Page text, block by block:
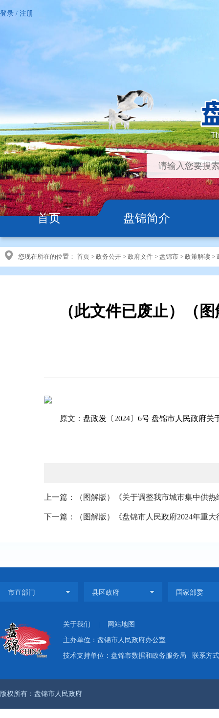
登录 / 注册
首页 盘锦简介
您现在所在的位置： 首页 > 政务公开 > 政府文件 > 盘锦市 > 政策解读 >
（此文件已废止）（
原文： 盘政发〔2024〕6号 盘锦市人民政府
上一篇：（图解版）《关于调整我市城市集中供
下一篇：（图解版）《盘锦市人民政府2024年重
关于我们 网站地图
主办单位：盘锦市人民政府办公室
技术支持单位：盘锦市数据和政务服务局 联系方
版权所有：盘锦市人民政府